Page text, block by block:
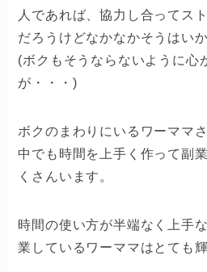
人であれば、協力し合ってス
だろうけどなかなかそうはい
(ボクもそうならないように心
が・・・)
ボクのまわりにいるワーママ
中でも時間を上手く作って副
くさんいます。
時間の使い方が半端なく上手
業しているワーママはとても